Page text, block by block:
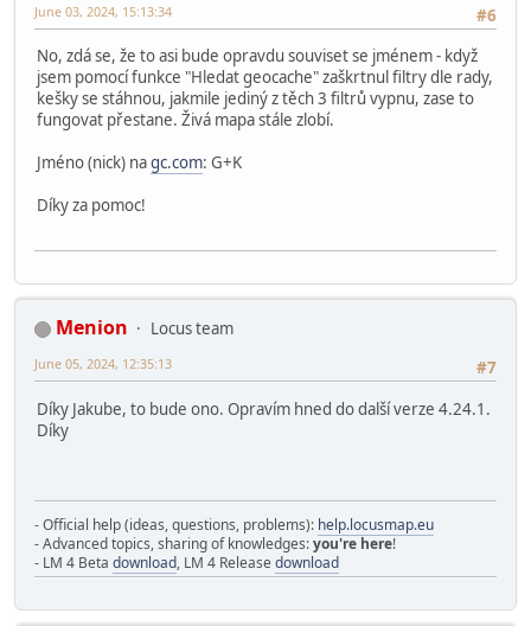
#6
June 03, 2024, 15:13:34
No, zdá se, že to asi bude opravdu souviset se jménem - když
jsem pomocí funkce "Hledat geocache" zaškrtnul filtry dle rady,
kešky se stáhnou, jakmile jediný z těch 3 filtrů vypnu, zase to
fungovat přestane. Živá mapa stále zlobí.
Jméno (nick) nagc.com: G+K
Díky za pomoc!
Menion
Locus team
#7
June 05, 2024, 12:35:13
Díky Jakube, to bude ono. Opravím hned do další verze 4.24.1.
Díky
- Official help (ideas, questions, problems): help.locusmap.eu
- Advanced topics, sharing of knowledges:you're here!
- LM 4 Beta download, LM 4 Release download